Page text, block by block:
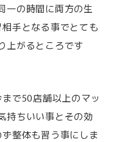
一の時間に両方の生
手となる事でとても
上がるところです
で50店舗以上のマッ
持ちいい事とその効
整体も習う事にしま